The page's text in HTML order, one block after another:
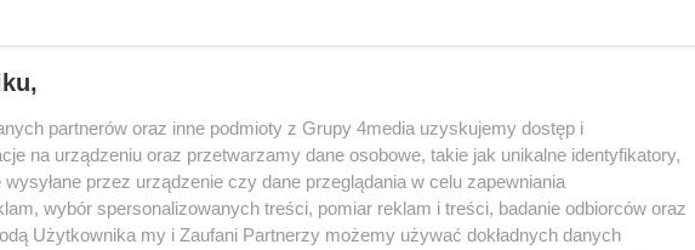
partnerów oraz inne podmioty z Grupy 4media uzyskujemy dostęp i
na urządzeniu oraz przetwarzamy dane osobowe, takie jak unikalne identyfikatory,
przez urządzenie czy dane przeglądania w celu zapewniania
wybór spersonalizowanych treści, pomiar reklam i treści, badanie odbiorców oraz
Użytkownika my i Zaufani Partnerzy możemy używać dokładnych danych